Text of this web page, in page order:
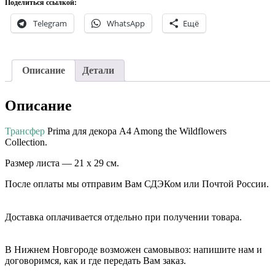
the
Wildflowers
Collection.
Поделиться ссылкой:
Telegram WhatsApp Ещё
Описание Детали
Описание
Трансфер Prima для декора A4 Among the Wildflowers
Collection.
Размер листа — 21 х 29 см.
После оплаты мы отправим Вам СДЭКом или Почтой России.
Доставка оплачивается отдельно при получении товара. ⠀⠀
В Нижнем Новгороде возможен самовывоз: напишите нам и
договоримся, как и где передать Вам заказ.